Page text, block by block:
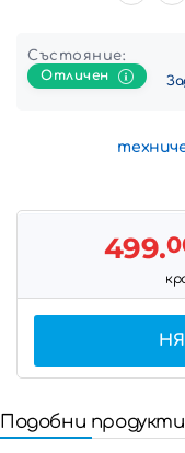
Състояние:
Отличен
499.
Подобни продукти